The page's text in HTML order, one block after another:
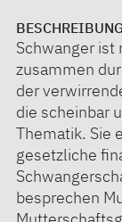
Schwanger ist
zusammen
der
die scheinbar
Thematik. Sie
gesetzliche
besprechen